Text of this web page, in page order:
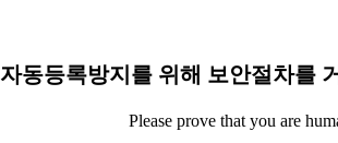
자동등록방지를 위해 보안절차를
Please prove that you are